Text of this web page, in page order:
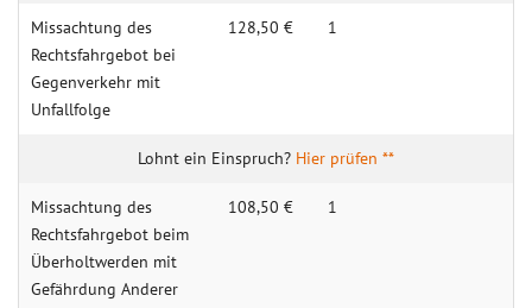
Missachtung des
Rechtsfahrgebot bei
Gegenverkehr mit
Unfallfolge
128,50 € 1
Hier prüfen **
Missachtung des
Rechtsfahrgebot beim
Überholtwerden mit
Gefährdung Anderer
108,50 € 1